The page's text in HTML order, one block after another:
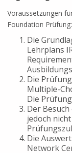
Voraussetzungen
Foundation Prüfung:
Die
Lehrplans
Die
Multiple-
Die
Der
jedoch
Die
Network